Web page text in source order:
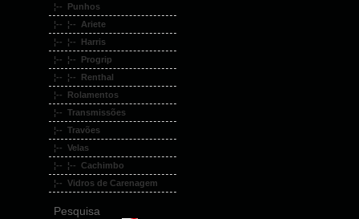
¦-- Punhos
¦-- ¦-- Ariete
¦-- ¦-- Harris
¦-- ¦-- Progrip
¦-- ¦-- Renthal
¦-- Rolamentos
¦-- Transmissões
¦-- Travões
¦-- Velas
¦-- ¦-- Cachimbo
¦-- Vidros de Carenagem
Pesquisa